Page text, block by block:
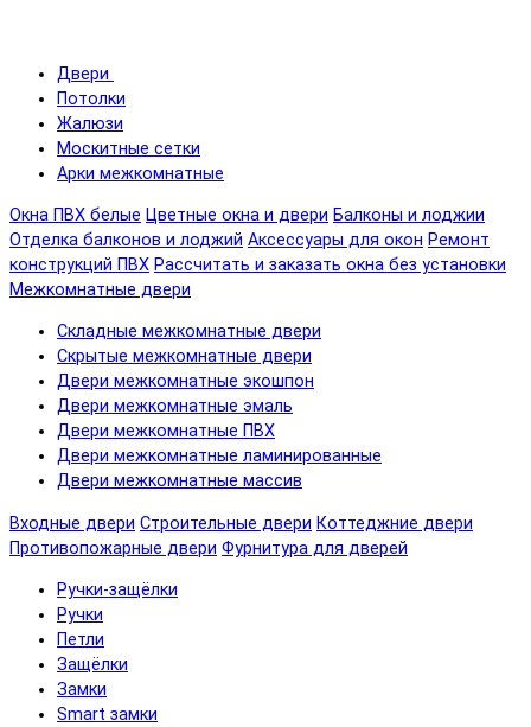
Двери
Потолки
Жалюзи
Москитные сетки
Арки межкомнатные
Окна ПВХ белые Цветные окна и двери Балконы и лоджии
Отделка балконов и лоджий Аксессуары для окон Ремонт
конструкций ПВХ Рассчитать и заказать окна без установки
Межкомнатные двери
Складные межкомнатные двери
Скрытые межкомнатные двери
Двери межкомнатные экошпон
Двери межкомнатные эмаль
Двери межкомнатные ПВХ
Двери межкомнатные ламинированные
Двери межкомнатные массив
Входные двери Строительные двери Коттеджние двери
Противопожарные двери Фурнитура для дверей
Ручки-защёлки
Ручки
Петли
Защёлки
Замки
Smart замки